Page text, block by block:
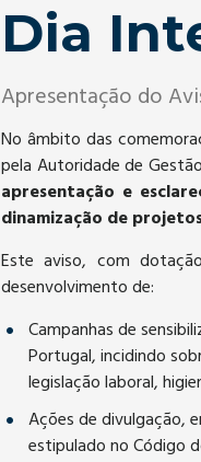
Dia
Apresentação do
No âmbito das
pela Autoridade de
apresentação e
dinamização de
Este aviso, com
desenvolvimento de:
Campanhas de
Portugal, incidindo
legislação laboral,
Ações de divulgação,
estipulado no Código